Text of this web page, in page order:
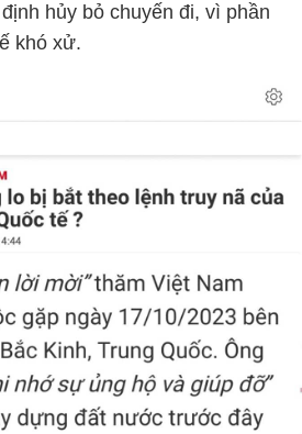
hủy bỏ chuyến đi, vì phần
khó xử.